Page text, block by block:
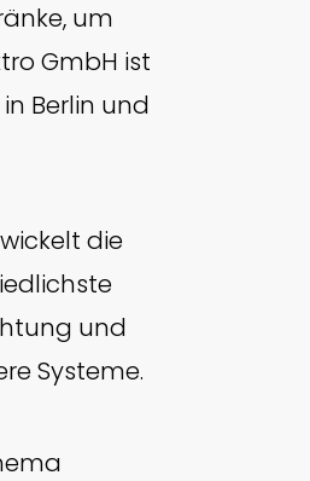
um
GmbH ist
Berlin und
die
und
Systeme.